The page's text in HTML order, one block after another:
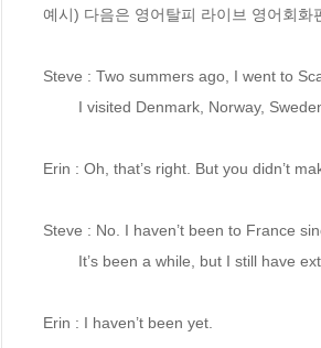
예시) 다음은 영어탈피 라이브 영어회
Steve : Two summers ago, I went to
Erin : Oh, that’s right. But you didn’t
Steve : No. I haven’t been to France
Erin : I haven’t been yet.